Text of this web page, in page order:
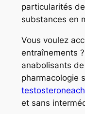
particularités
substances en
Vous voulez
entraînements
anabolisants
pharmacologie
et sans